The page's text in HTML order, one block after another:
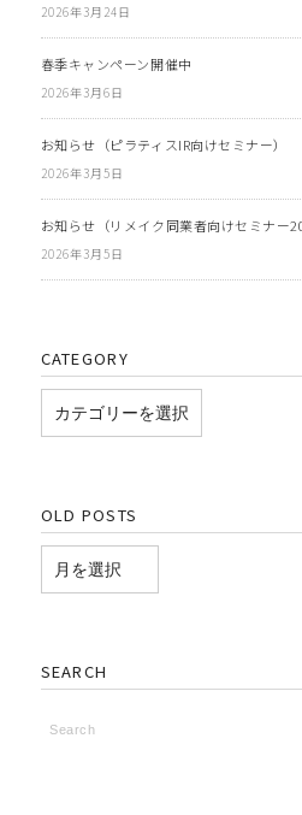
2026年3月24日
春季キャンペーン開催中
2026年3月6日
お知らせ（ピラティスIR向けセミナー）
2026年3月5日
お知らせ（リメイク同業者向けセミナー
2026年3月5日
CATEGORY
OLD POSTS
SEARCH